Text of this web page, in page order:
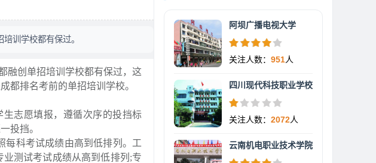
训学校都有保过。
创单招培训学校都有保过，这
都排名考前的单招培训学校。
志愿填报，遵循次序的投挡标
投挡。
科考试成绩由高到低排列。工
测试考试成绩从高到低排列;专
阿坝广播电视大学
关注人数： 951人
四川现代科技职业学校
关注人数： 2072人
云南机电职业技术学院